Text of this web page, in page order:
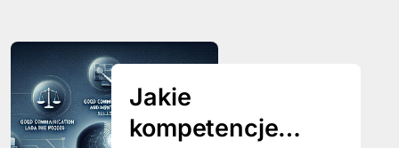
Jakie
kompetencje